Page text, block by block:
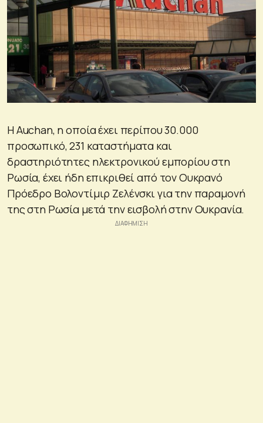
Η Auchan, η οποία έχει περίπου 30.000
προσωπικό, 231 καταστήματα και
δραστηριότητες ηλεκτρονικού εμπορίου στη
Ρωσία, έχει ήδη επικριθεί από τον Ουκρανό
Πρόεδρο Βολοντίμιρ Ζελένσκι για την παραμονή
της στη Ρωσία μετά την εισβολή στην Ουκρανία.